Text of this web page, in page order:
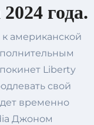
года.
американской
Liberty
свой
временно
Джоном